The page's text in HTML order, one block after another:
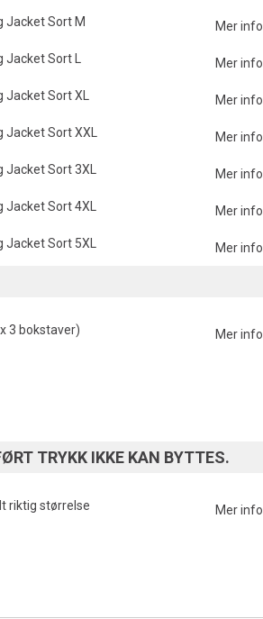
Jacket Sort M Mer info
Jacket Sort L Mer info
Jacket Sort XL Mer info
Jacket Sort XXL Mer info
Jacket Sort 3XL Mer info
Jacket Sort 4XL Mer info
Jacket Sort 5XL Mer info
3 bokstaver)
Mer info
TRYKK IKKE KAN BYTTES.
riktig størrelse
Mer info